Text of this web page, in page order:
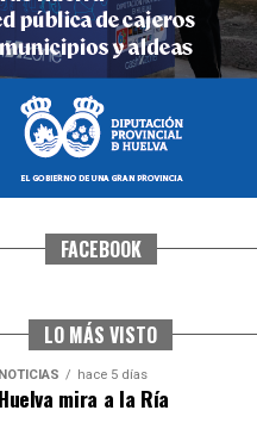
DE LAS FIESTAS COLOMBINAS
FACEBOOK
LO MÁS VISTO
NOTICIAS hace 5 días
Huelva mira a la Ría